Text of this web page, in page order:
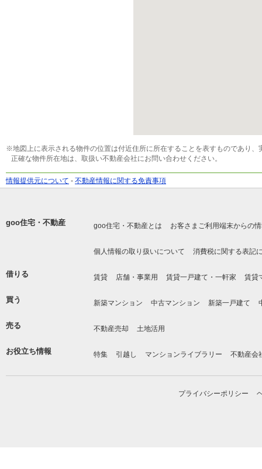
※地図上に表示される物件の位置は付近住所に所在することを表すものであり
正確な物件所在地は、取扱い不動産会社にお問い合わせください。
情報提供元について - 不動産情報に関する免責事項
goo住宅・不動産 goo住宅・不動産とは お客さまご利用端末からの
個人情報の取り扱いについて 消費税に関する表記
借りる 賃貸 店舗・事業用 賃貸一戸建て・一軒家 賃貸
買う 新築マンション 中古マンション 新築一戸建て
売る 不動産売却 土地活用
お役立ち情報 特集 引越し マンションライブラリー 不動産会
プライバシーポリシー